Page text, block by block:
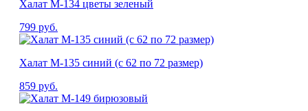
Халат М-134 цветы зеленый
799 руб.
Халат М-135 синий (с 62 по 72 размер)
859 руб.